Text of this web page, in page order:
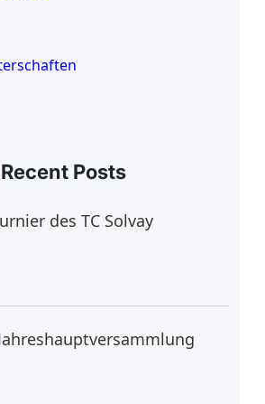
Recent Posts
des TC Solvay